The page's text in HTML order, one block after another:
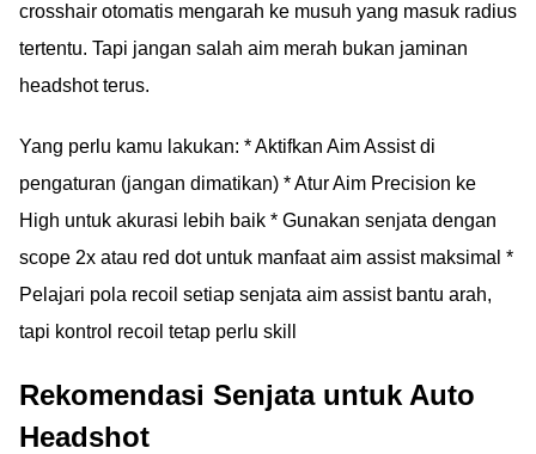
crosshair otomatis mengarah ke musuh yang masuk radius
tertentu. Tapi jangan salah aim merah bukan jaminan
headshot terus.
Yang perlu kamu lakukan: * Aktifkan Aim Assist di
pengaturan (jangan dimatikan) * Atur Aim Precision ke
High untuk akurasi lebih baik * Gunakan senjata dengan
scope 2x atau red dot untuk manfaat aim assist maksimal *
Pelajari pola recoil setiap senjata aim assist bantu arah,
tapi kontrol recoil tetap perlu skill
Rekomendasi Senjata untuk Auto
Headshot